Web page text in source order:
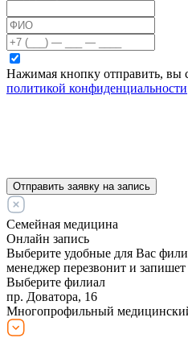
Нажимая кнопку отправить, вы
политикой конфиденциальности
Отправить заявку на запись
Семейная медицина
Онлайн запись
Выберите удобные для Вас
менеджер перезвонит и запишет
Выберите филиал
пр. Доватора, 16
Многопрофильный